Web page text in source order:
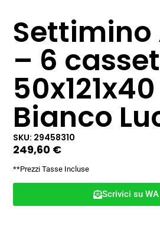
Settimino
– 6
Bianco
SKU: 29458310
249,60 €
**Prezzi Tasse Incluse
Scrivici su WA